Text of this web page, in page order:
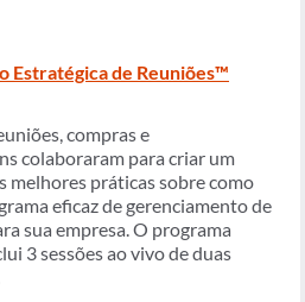
Estratégica de Reuniões™
compras e
colaboraram para criar um
melhores práticas sobre como
eficaz de gerenciamento de
sua empresa. O programa
3 sessões ao vivo de duas